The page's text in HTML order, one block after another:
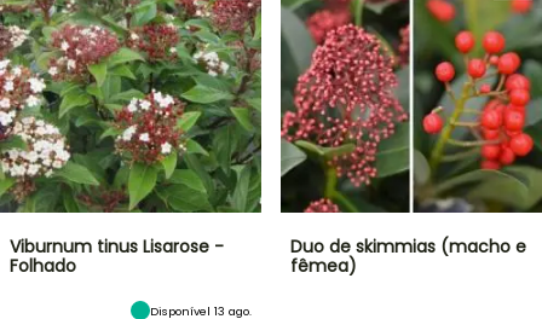
Viburnum tinus Lisarose -
Folhado
Disponível 13 ago.
Duo de skimmias (macho e
fêmea)